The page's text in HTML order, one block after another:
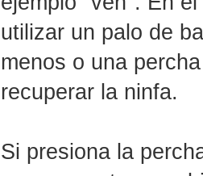
utilizar un palo de
menos o una
recuperar la ninfa.
Si presiona la